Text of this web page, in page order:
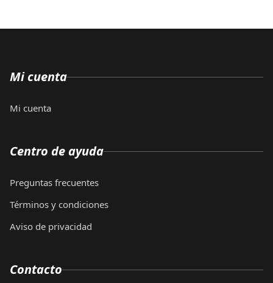
Mi cuenta
Mi cuenta
Centro de ayuda
Preguntas frecuentes
Términos y condiciones
Aviso de privacidad
Contacto